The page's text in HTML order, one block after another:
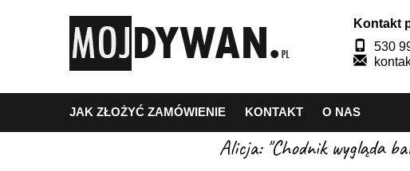
Kontakt
530
JAK ZŁOŻYĆ ZAMÓWIENIE KONTAKT O NAS
Alicja: "Chodnik wygląda